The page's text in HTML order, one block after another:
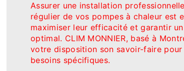
Assurer une installation
régulier de vos pompes à chaleur est
maximiser leur efficacité et garantir
optimal. CLIM MONNIER, basé à
votre disposition son savoir-faire
besoins spécifiques.